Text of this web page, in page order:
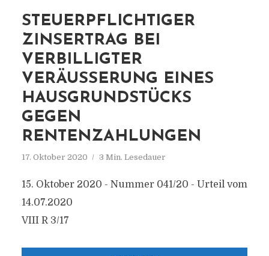
STEUERPFLICHTIGER
ZINSERTRAG BEI
VERBILLIGTER
VERÄUSSERUNG EINES H
AUSGRUNDSTÜCKS G
EGEN R
ENTENZAHLUNGEN
17. Oktober 2020 3 Min. Lesedauer
15. Oktober 2020 - Nummer 041/20 - Urteil vom
14.07.2020
VIII R 3/17